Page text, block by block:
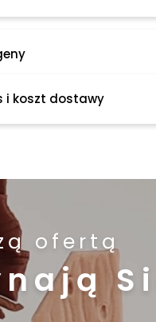
i koszt dostawy
ofertą